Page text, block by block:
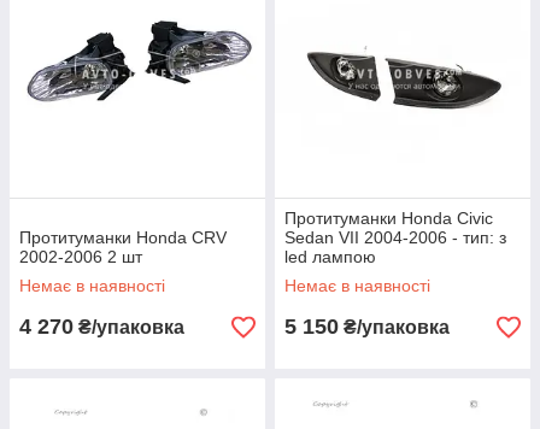
Протитуманки Honda CRV
2002-2006 2 шт
Немає в наявності
4 270 ₴/упаковка
Протитуманки Honda Civic
Sedan VII 2004-2006 - тип: з
led лампою
Немає в наявності
5 150 ₴/упаковка